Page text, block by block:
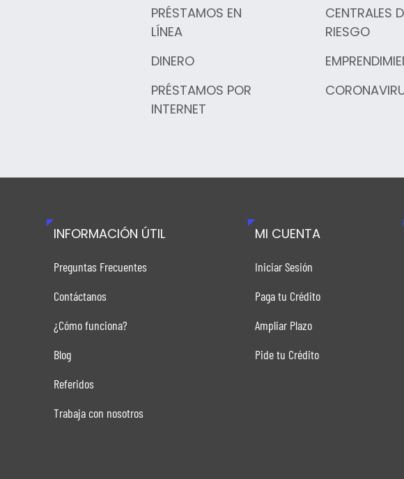
PRÉSTAMOS EN
LÍNEA
CENTRALES
RIESGO
DINERO
PRÉSTAMOS POR
INTERNET
INFORMACIÓN ÚTIL
Preguntas Frecuentes
Contáctanos
¿Cómo funciona?
Blog
Referidos
Trabaja con nosotros
MI CUENTA
Iniciar Sesión
Paga tu Crédito
Ampliar Plazo
Pide tu Crédito